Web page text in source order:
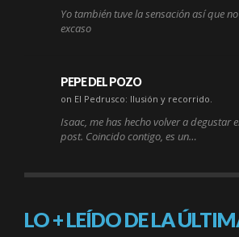
Yo también tuve la sensación así que
excaso
PEPE DEL POZO
on El Pedrusco: Ilusión y recorrido.
Isaac, me has hecho volver a degustar
post. Coincido contigo, es un…
LO + LEÍDO DE LA